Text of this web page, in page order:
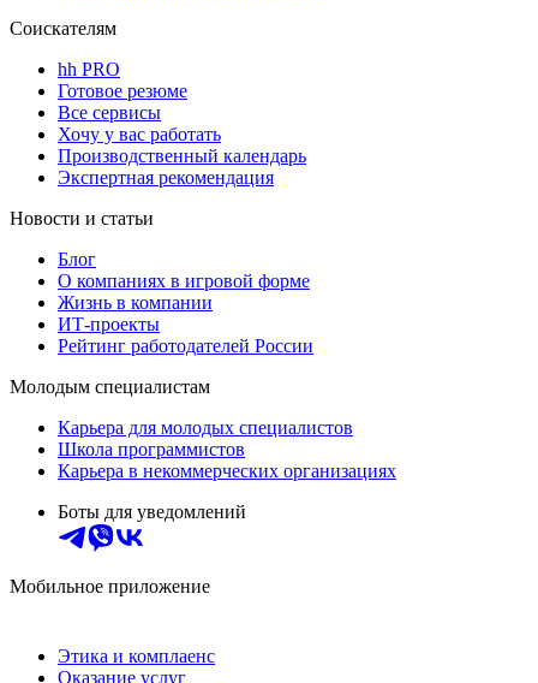
Соискателям
hh PRO
Готовое резюме
Все сервисы
Хочу у вас работать
Производственный календарь
Экспертная рекомендация
Новости и статьи
Блог
О компаниях в игровой форме
Жизнь в компании
ИТ-проекты
Рейтинг работодателей России
Молодым специалистам
Карьера для молодых специалистов
Школа программистов
Карьера в некоммерческих организациях
Боты для уведомлений
Мобильное приложение
Этика и комплаенс
Оказание услуг